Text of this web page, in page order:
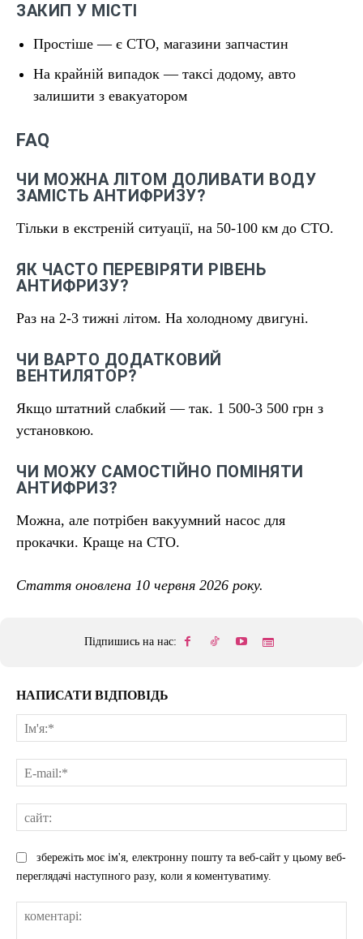
ЗАКИП У МІСТІ
Простіше — є СТО, магазини запчастин
На крайній випадок — таксі додому, авто
залишити з евакуатором
FAQ
ЧИ МОЖНА ЛІТОМ ДОЛИВАТИ ВОДУ
ЗАМІСТЬ АНТИФРИЗУ?
Тільки в екстреній ситуації, на 50-100 км до СТО.
ЯК ЧАСТО ПЕРЕВІРЯТИ РІВЕНЬ
АНТИФРИЗУ?
Раз на 2-3 тижні літом. На холодному двигуні.
ЧИ ВАРТО ДОДАТКОВИЙ
ВЕНТИЛЯТОР?
Якщо штатний слабкий — так. 1 500-3 500 грн з
установкою.
ЧИ МОЖУ САМОСТІЙНО ПОМІНЯТИ
АНТИФРИЗ?
Можна, але потрібен вакуумний насос для
прокачки. Краще на СТО.
Стаття оновлена 10 червня 2026 року.
Підпишись на нас:
НАПИСАТИ ВІДПОВІДЬ
збережіть моє ім'я, електронну пошту та веб-сайт у цьому веб-
переглядачі наступного разу, коли я коментуватиму.